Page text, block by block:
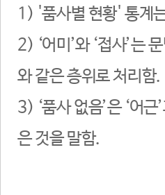
1) '품사별 현황' 통계
2) ‘어미’와 ‘접사’는
와 같은 층위로 처리함.
3) ‘품사 없음’은 ‘어
은 것을 말함.